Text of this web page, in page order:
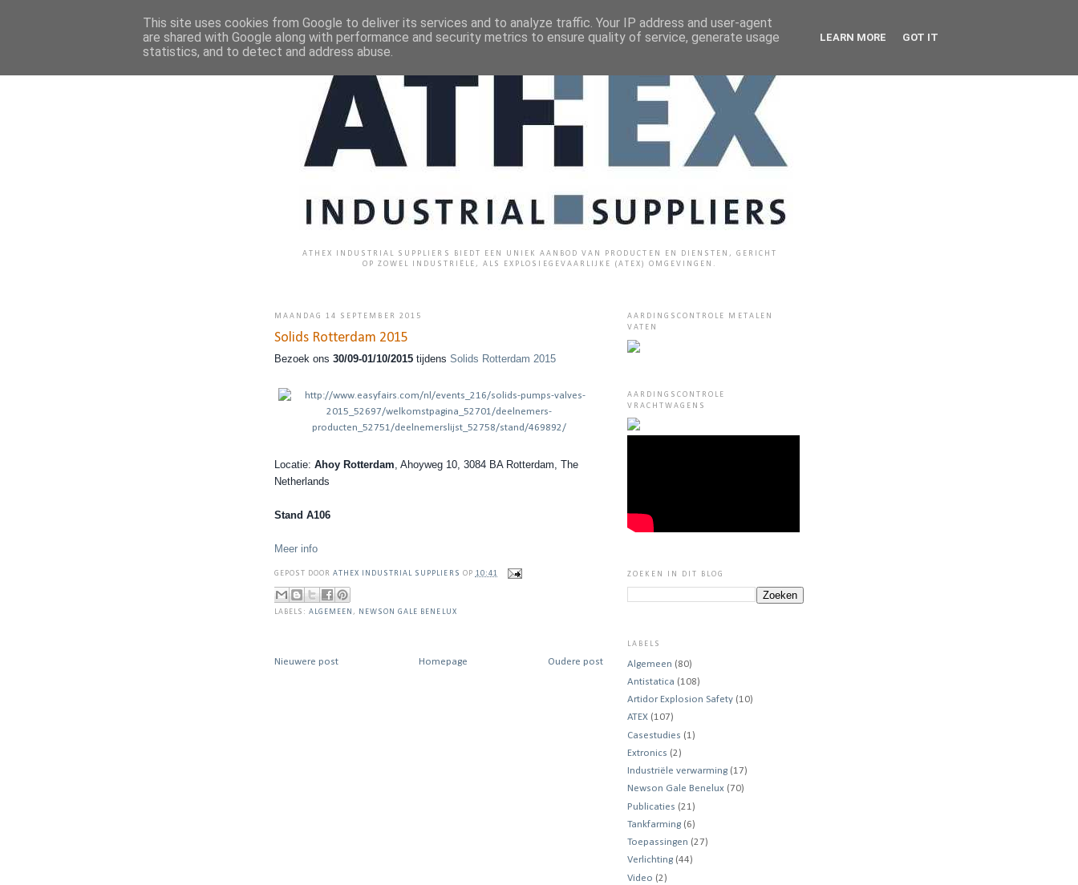
ATHEX INDUSTRIAL SUPPLIERS BIEDT EEN UNIEK AANBOD VAN PRODUCTEN EN DIENSTEN, GERICHT
OP ZOWEL INDUSTRIËLE, ALS EXPLOSIEGEVAARLIJKE (ATEX) OMGEVINGEN.
MAANDAG 14 SEPTEMBER 2015
Solids Rotterdam 2015
Bezoek ons 30/09-01/10/2015 tijdens Solids Rotterdam 2015
Locatie: Ahoy Rotterdam , Ahoyweg 10, 3084 BA Rotterdam, The
Netherlands
Stand A106
Meer info
GEPOST DOORATHEX INDUSTRIAL SUPPLIERS OP 10:41
LABELS:ALGEMEEN , NEWSON GALE BENELUX
Nieuwere post Oudere post
Homepage
AARDINGSCONTROLE METALEN
VATEN
AARDINGSCONTROLE
VRACHTWAGENS
ZOEKEN IN DIT BLOG
LABELS
Algemeen (80)
Antistatica (108)
Artidor Explosion Safety (10)
ATEX (107)
Casestudies (1)
Extronics (2)
Industriële verwarming (17)
Newson Gale Benelux (70)
Publicaties (21)
Tankfarming (6)
Toepassingen (27)
Verlichting (44)
Video (2)
This site uses cookies from Google to deliver its services and to analyze traffic. Your IP address and user-agent
are shared with Google along with performance and security metrics to ensure quality of service, generate usage
statistics, and to detect and address abuse.
LEARN MORE GOT IT